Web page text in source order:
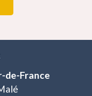
de-France